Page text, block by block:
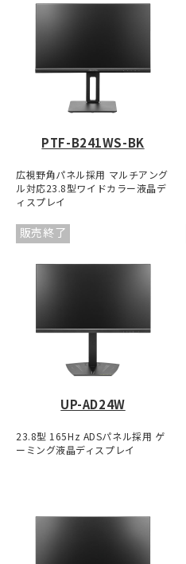
PTF-B241WS-BK
広視野角パネル採用 マルチアング
ル対応23.8型ワイドカラー液晶デ
ィスプレイ
販売終了
UP-AD24W
23.8型 165Hz ADSパネル採用 ゲ
ーミング液晶ディスプレイ